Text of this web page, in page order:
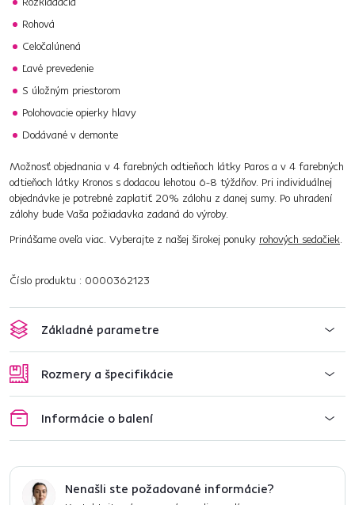
Rohová
Celočalúnená
Ľavé prevedenie
S úložným priestorom
Polohovacie opierky hlavy
Dodávané v demonte
Možnosť objednania v 4 farebných odtieňoch látky Paros a v 4 farebných
odtieňoch látky Kronos s dodacou lehotou 6-8 týždňov. Pri individuálnej
objednávke je potrebné zaplatiť 20% zálohu z danej sumy. Po uhradení
zálohy bude Vaša požiadavka zadaná do výroby.
Prinášame oveľa viac. Vyberajte z našej širokej ponuky rohových sedačiek.
Číslo produktu : 0000362123
Základné parametre
Rozmery a špecifikácie
Informácie o balení
Nenašli ste požadované informácie?